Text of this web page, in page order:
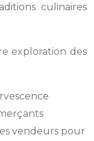
culinaires
exploration des
vendeurs pour